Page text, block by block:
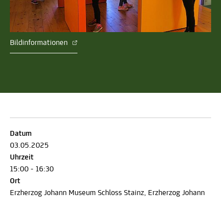
Bildinformationen
Datum
03.05.2025
Uhrzeit
15:00 - 16:30
Ort
Erzherzog Johann Museum Schloss Stainz, Erzherzog Johann